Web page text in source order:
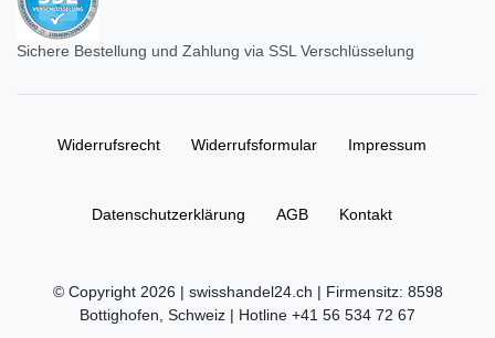
Sichere Bestellung und Zahlung via SSL Verschlüsselung
Widerrufs­recht Widerrufs­formular Impressum
Daten­schutz­erklärung AGB Kontakt
© Copyright 2026 | swisshandel24.ch | Firmensitz: 8598
Bottighofen, Schweiz | Hotline +41 56 534 72 67